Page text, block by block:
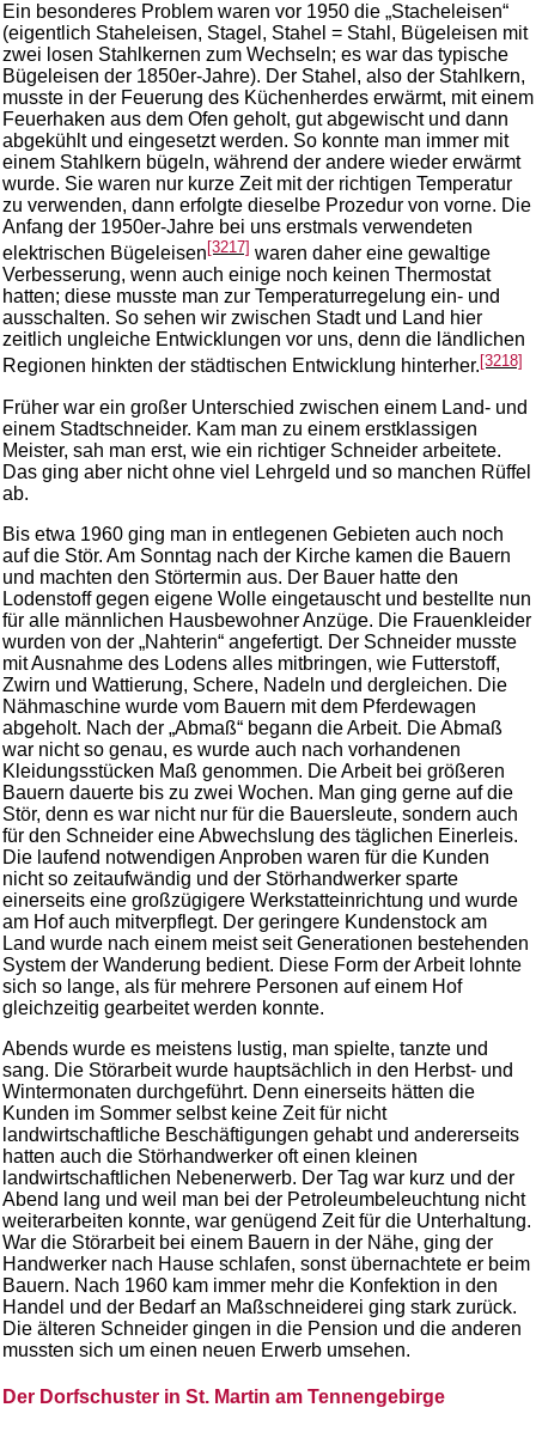
Ein besonderes Problem waren vor 1950 die „Stacheleisen“
(eigentlich Staheleisen, Stagel, Stahel = Stahl, Bügeleisen mit
zwei losen Stahlkernen zum Wechseln; es war das typische
Bügeleisen der 1850er-Jahre). Der Stahel, also der Stahlkern,
musste in der Feuerung des Küchenherdes erwärmt, mit einem
Feuerhaken aus dem Ofen geholt, gut abgewischt und dann
abgekühlt und eingesetzt werden. So konnte man immer mit
einem Stahlkern bügeln, während der andere wieder erwärmt
wurde. Sie waren nur kurze Zeit mit der richtigen Temperatur
zu verwenden, dann erfolgte dieselbe Prozedur von vorne. Die
Anfang der 1950er-Jahre bei uns erstmals verwendeten
elektrischen Bügeleisen [3217] waren daher eine gewaltige
Verbesserung, wenn auch einige noch keinen Thermostat
hatten; diese musste man zur Temperaturregelung ein- und
ausschalten. So sehen wir zwischen Stadt und Land hier
zeitlich ungleiche Entwicklungen vor uns, denn die ländlichen
Regionen hinkten der städtischen Entwicklung hinterher.[3218]
Früher war ein großer Unterschied zwischen einem Land- und
einem Stadtschneider. Kam man zu einem erstklassigen
Meister, sah man erst, wie ein richtiger Schneider arbeitete.
Das ging aber nicht ohne viel Lehrgeld und so manchen Rüffel
ab.
Bis etwa 1960 ging man in entlegenen Gebieten auch noch
auf die Stör. Am Sonntag nach der Kirche kamen die Bauern
und machten den Störtermin aus. Der Bauer hatte den
Lodenstoff gegen eigene Wolle eingetauscht und bestellte nun
für alle männlichen Hausbewohner Anzüge. Die Frauenkleider
wurden von der „Nahterin“ angefertigt. Der Schneider musste
mit Ausnahme des Lodens alles mitbringen, wie Futterstoff,
Zwirn und Wattierung, Schere, Nadeln und dergleichen. Die
Nähmaschine wurde vom Bauern mit dem Pferdewagen
abgeholt. Nach der „Abmaß“ begann die Arbeit. Die Abmaß
war nicht so genau, es wurde auch nach vorhandenen
Kleidungsstücken Maß genommen. Die Arbeit bei größeren
Bauern dauerte bis zu zwei Wochen. Man ging gerne auf die
Stör, denn es war nicht nur für die Bauersleute, sondern auch
für den Schneider eine Abwechslung des täglichen Einerleis.
Die laufend notwendigen Anproben waren für die Kunden
nicht so zeitaufwändig und der Störhandwerker sparte
einerseits eine großzügigere Werkstatteinrichtung und wurde
am Hof auch mitverpflegt. Der geringere Kundenstock am
Land wurde nach einem meist seit Generationen bestehenden
System der Wanderung bedient. Diese Form der Arbeit lohnte
sich so lange, als für mehrere Personen auf einem Hof
gleichzeitig gearbeitet werden konnte.
Abends wurde es meistens lustig, man spielte, tanzte und
sang. Die Störarbeit wurde hauptsächlich in den Herbst- und
Wintermonaten durchgeführt. Denn einerseits hätten die
Kunden im Sommer selbst keine Zeit für nicht
landwirtschaftliche Beschäftigungen gehabt und andererseits
hatten auch die Störhandwerker oft einen kleinen
landwirtschaftlichen Nebenerwerb. Der Tag war kurz und der
Abend lang und weil man bei der Petroleumbeleuchtung nicht
weiterarbeiten konnte, war genügend Zeit für die Unterhaltung.
War die Störarbeit bei einem Bauern in der Nähe, ging der
Handwerker nach Hause schlafen, sonst übernachtete er beim
Bauern. Nach 1960 kam immer mehr die Konfektion in den
Handel und der Bedarf an Maßschneiderei ging stark zurück.
Die älteren Schneider gingen in die Pension und die anderen
mussten sich um einen neuen Erwerb umsehen.
Der Dorfschuster in St. Martin am Tennengebirge